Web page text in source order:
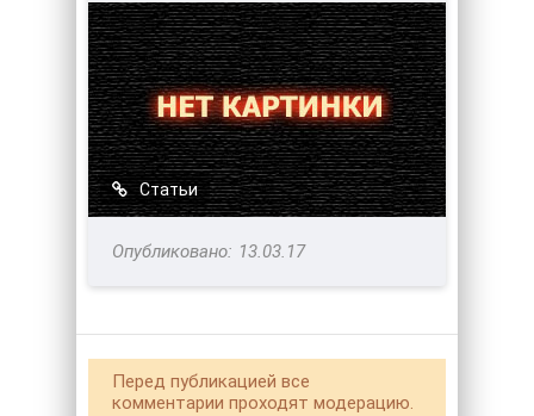
Статьи
13.03.17
Перед публикацией все
комментарии проходят модерацию.